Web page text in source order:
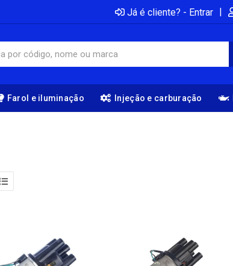
Já é cliente? - Entrar |
Farol e iluminação Injeção e carburação